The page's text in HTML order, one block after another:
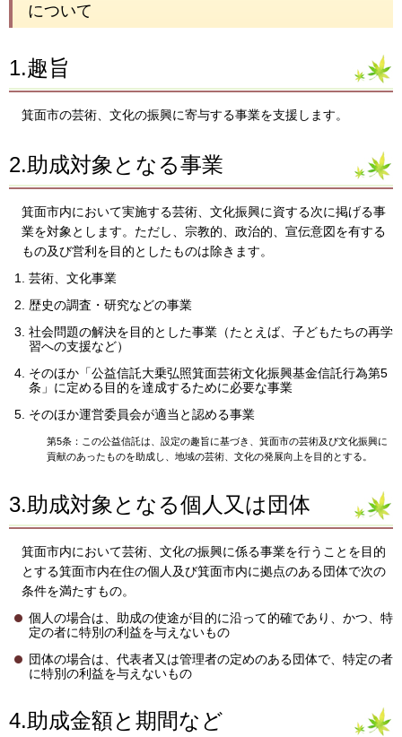
について
1.趣旨
箕面市の芸術、文化の振興に寄与する事業を支援します。
2.助成対象となる事業
箕面市内において実施する芸術、文化振興に資する次に掲げる事
業を対象とします。ただし、宗教的、政治的、宣伝意図を有する
もの及び営利を目的としたものは除きます。
芸術、文化事業
歴史の調査・研究などの事業
社会問題の解決を目的とした事業（たとえば、子どもたちの再学
習への支援など）
そのほか「公益信託大乗弘照箕面芸術文化振興基金信託行為第5
条」に定める目的を達成するために必要な事業
そのほか運営委員会が適当と認める事業
第5条：この公益信託は、設定の趣旨に基づき、箕面市の芸術及び文化振興に
貢献のあったものを助成し、地域の芸術、文化の発展向上を目的とする。
3.助成対象となる個人又は団体
箕面市内において芸術、文化の振興に係る事業を行うことを目的
とする箕面市内在住の個人及び箕面市内に拠点のある団体で次の
条件を満たすもの。
個人の場合は、助成の使途が目的に沿って的確であり、かつ、特
定の者に特別の利益を与えないもの
団体の場合は、代表者又は管理者の定めのある団体で、特定の者
に特別の利益を与えないもの
4.助成金額と期間など